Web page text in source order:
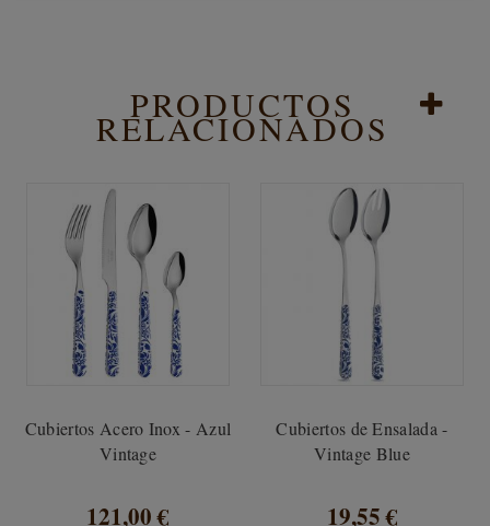
PRODUCTOS
RELACIONADOS
Cubiertos Acero Inox - Azul
Vintage
121,00 €
Cubiertos de Ensalada -
Vintage Blue
19,55 €